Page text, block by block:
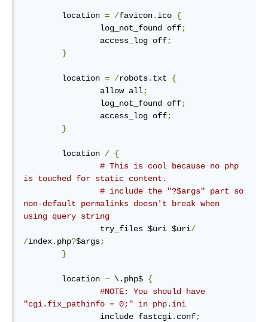
        location
= /favicon. ico {
                log_not_found off
;
                access_log off
;
}
        location
= /robots. txt {
                allow all
;
                log_not_found off
;
                access_log off
;
}
        location
/ {
# This is cool because no php
is touched for static content.
# include the "?$args" part so
non-default permalinks doesn't break when
using query string
                try_files $uri $uri
/
/index. php?$args;
}
        location
~ \.php$ {
#NOTE: You should have
"cgi.fix_pathinfo = 0;" in php.ini
                include fastcgi
. conf;